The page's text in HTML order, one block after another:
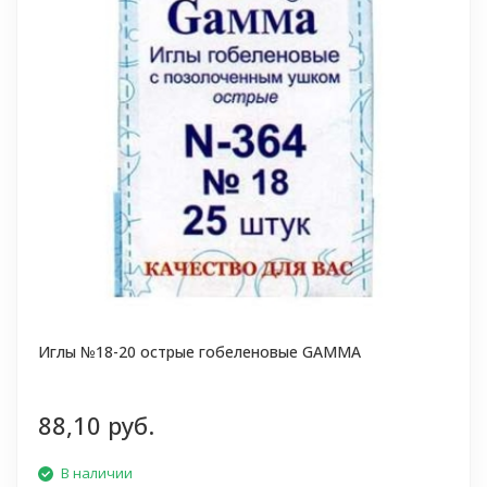
Иглы №18-20 острые гобеленовые GAMMA
88,10 руб.
В наличии